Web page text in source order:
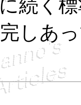
続く
しあ